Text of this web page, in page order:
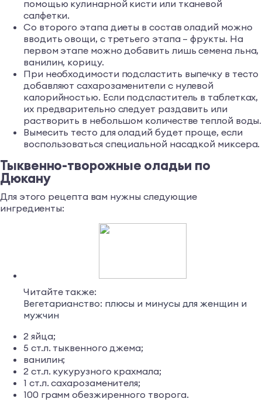
помощью кулинарной кисти или тканевой
салфетки.
Со второго этапа диеты в состав оладий можно
вводить овощи, с третьего этапа – фрукты. На
первом этапе можно добавить лишь семена льна,
ванилин, корицу.
При необходимости подсластить выпечку в тесто
добавляют сахарозаменители с нулевой
калорийностью. Если подсластитель в таблетках,
их предварительно следует раздавить или
растворить в небольшом количестве теплой воды.
Вымесить тесто для оладий будет проще, если
воспользоваться специальной насадкой миксера.
Тыквенно-творожные оладьи по
Дюкану
Для этого рецепта вам нужны следующие
ингредиенты:
Читайте также:
Вегетарианство: плюсы и минусы для женщин и
мужчин
2 яйца;
5 ст.л. тыквенного джема;
ванилин;
2 ст.л. кукурузного крахмала;
1 ст.л. сахарозаменителя;
100 грамм обезжиренного творога.